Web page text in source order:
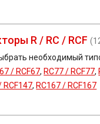
R / RC / RCF
необходимый
/ RCF67, RC77 / RCF77,
RCF147, RC167 / RCF167